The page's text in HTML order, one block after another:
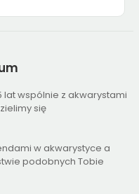
lat wspólnie z akwarystami
się
w akwarystyce a
podobnych Tobie